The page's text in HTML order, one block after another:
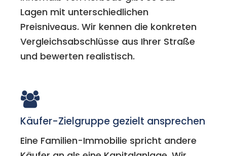
Lagen mit unterschiedlichen
Preisniveaus. Wir kennen die konkreten
Vergleichsabschlüsse aus Ihrer Straße
und bewerten realistisch.
Käufer-Zielgruppe gezielt ansprechen
Eine Familien-Immobilie spricht andere